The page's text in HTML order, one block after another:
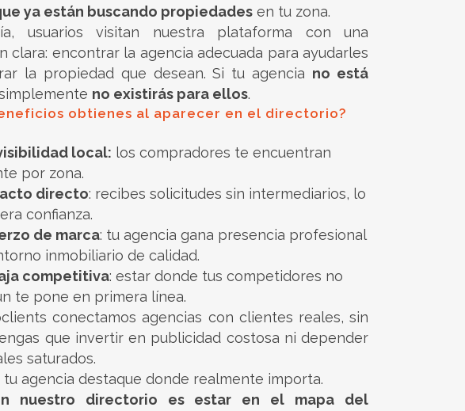
ya están buscando propiedades en tu zona.
usuarios visitan nuestra plataforma con una
clara: encontrar la agencia adecuada para ayudarles
la propiedad que desean. Si tu agencia no está
no existirás para ellos.
obtienes al aparecer en el directorio?
local: los compradores te encuentran
por zona.
directo: recibes solicitudes sin intermediarios, lo
confianza.
de marca: tu agencia gana presencia profesional
inmobiliario de calidad.
competitiva: estar donde tus competidores no
te pone en primera línea.
conectamos agencias con clientes reales, sin
que invertir en publicidad costosa ni depender
saturados.
tu agencia destaque donde realmente importa.
nuestro directorio es estar en el mapa del